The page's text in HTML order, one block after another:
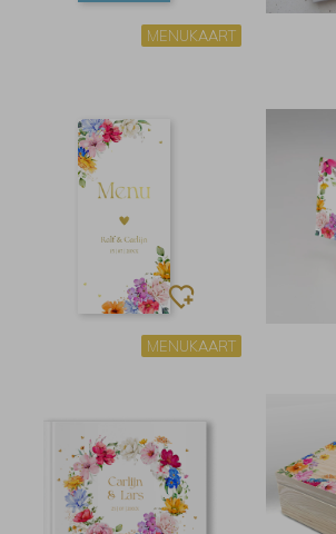
MENUKAART
MENUKAART